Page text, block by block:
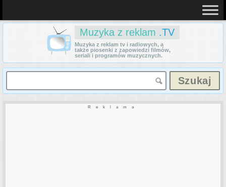
Muzyka z reklam .TV
Muzyka z reklam tv i radiowych, a
także piosenki z zapowiedzi filmów,
seriali i programów muzycznych.
Reklama